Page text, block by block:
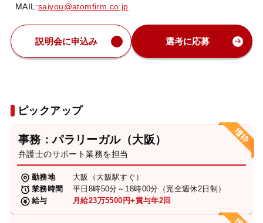
MAIL:saiyou@atomfirm.co.jp
説明会に申込み 選考に応募
ピックアップ
事務：パラリーガル（大阪）
弁護士のサポート業務を担当
勤務地
大阪（大阪駅すぐ）
業務時間
平日8時50分～18時00分（完全週休2日制）
給与
月給23万5500円+賞与年2回